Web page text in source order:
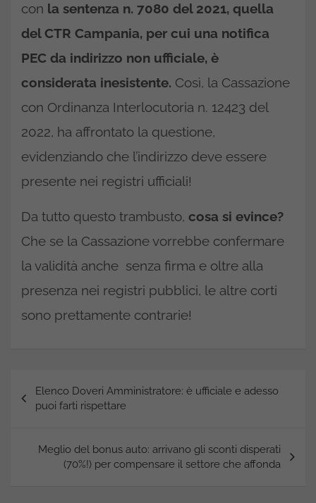
con la sentenza n. 7080 del 2021, quella
del CTR Campania, per cui una notifica
PEC da indirizzo non ufficiale, è
considerata inesistente. Così, la Cassazione
con Ordinanza Interlocutoria n. 12423 del
2022, ha affrontato la questione,
evidenziando che l’indirizzo deve essere
presente nei registri ufficiali!
Da tutto questo trambusto, cosa si evince?
Che se la Cassazione vorrebbe confermare
la validità anche senza firma e oltre alla
presenza nei registri pubblici, le altre corti
sono prettamente contrarie!
Navigazione
articoli
Elenco Doveri Amministratore: è ufficiale e adesso
puoi farti rispettare
Meglio del bonus auto: arrivano gli sconti disperati
(70%!) per compensare il settore che affonda